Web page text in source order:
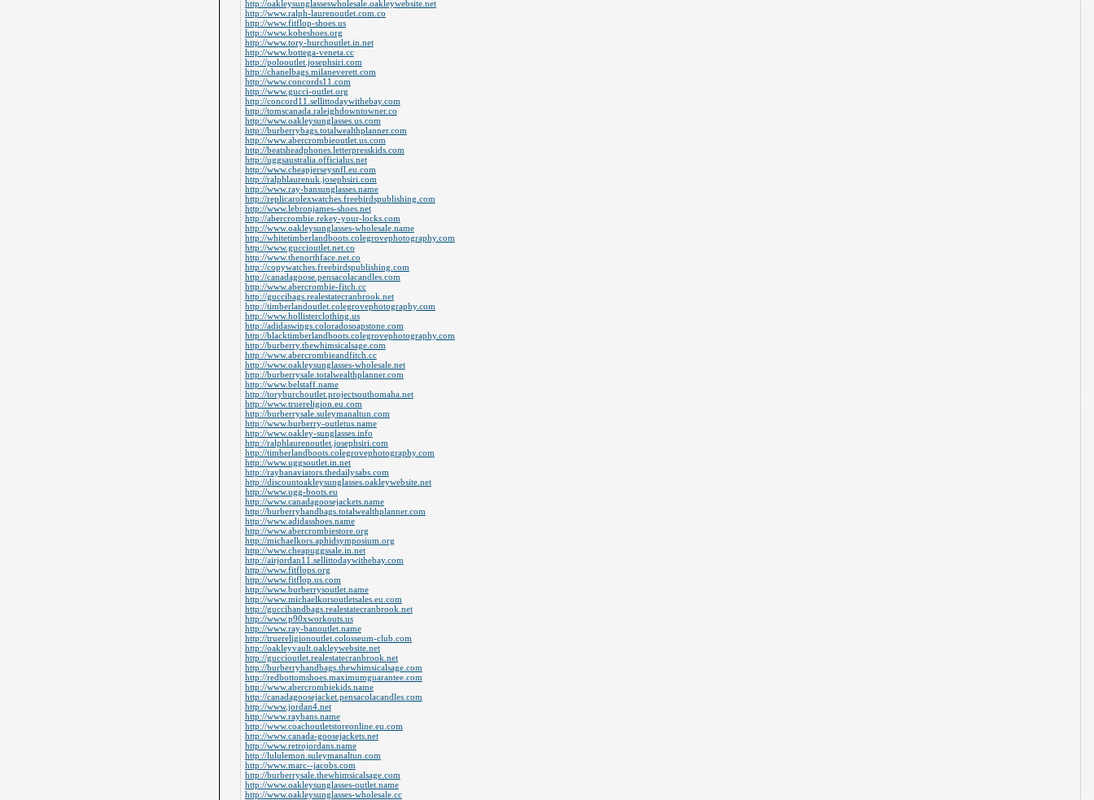
http://oakleysunglasseswholesale.oakleywebsite.net
http://www.ralph-laurenoutlet.com.co
http://www.fitflop-shoes.us
http://www.kobeshoes.org
http://www.tory-burchoutlet.in.net
http://www.bottega-veneta.cc
http://polooutlet.josephsiri.com
http://chanelbags.milaneverett.com
http://www.concords11.com
http://www.gucci-outlet.org
http://concord11.sellittodaywithebay.com
http://tomscanada.raleighdowntowner.co
http://www.oakleysunglasses.us.com
http://burberrybags.totalwealthplanner.com
http://www.abercrombieoutlet.us.com
http://beatsheadphones.letterpresskids.com
http://uggsaustralia.officialus.net
http://www.cheapjerseysnfl.eu.com
http://ralphlaurenuk.josephsiri.com
http://www.ray-bansunglasses.name
http://replicarolexwatches.freebirdspublishing.com
http://www.lebronjames-shoes.net
http://abercrombie.rekey-your-locks.com
http://www.oakleysunglasses-wholesale.name
http://whitetimberlandboots.colegrovephotography.com
http://www.guccioutlet.net.co
http://www.thenorthface.net.co
http://copywatches.freebirdspublishing.com
http://canadagoose.pensacolacandles.com
http://www.abercrombie-fitch.cc
http://guccibags.realestatecranbrook.net
http://timberlandoutlet.colegrovephotography.com
http://www.hollisterclothing.us
http://adidaswings.coloradosoapstone.com
http://blacktimberlandboots.colegrovephotography.com
http://burberry.thewhimsicalsage.com
http://www.abercrombieandfitch.cc
http://www.oakleysunglasses-wholesale.net
http://burberrysale.totalwealthplanner.com
http://www.belstaff.name
http://toryburchoutlet.projectsouthomaha.net
http://www.truereligion.eu.com
http://burberrysale.suleymanaltun.com
http://www.burberry-outletus.name
http://www.oakley-sunglasses.info
http://ralphlaurenoutlet.josephsiri.com
http://timberlandboots.colegrovephotography.com
http://www.uggsoutlet.in.net
http://raybanaviators.thedailysabs.com
http://discountoakleysunglasses.oakleywebsite.net
http://www.ugg-boots.eu
http://www.canadagoosejackets.name
http://burberryhandbags.totalwealthplanner.com
http://www.adidasshoes.name
http://www.abercrombiestore.org
http://michaelkors.aphidsymposium.org
http://www.cheapuggssale.in.net
http://airjordan11.sellittodaywithebay.com
http://www.fitflops.org
http://www.fitflop.us.com
http://www.burberrysoutlet.name
http://www.michaelkorsoutletsales.eu.com
http://guccihandbags.realestatecranbrook.net
http://www.p90xworkouts.us
http://www.ray-banoutlet.name
http://truereligionoutlet.colosseum-club.com
http://oakleyvault.oakleywebsite.net
http://guccioutlet.realestatecranbrook.net
http://burberryhandbags.thewhimsicalsage.com
http://redbottomshoes.maximumguarantee.com
http://www.abercrombiekids.name
http://canadagoosejacket.pensacolacandles.com
http://www.jordan4.net
http://www.raybans.name
http://www.coachoutletstoreonline.eu.com
http://www.canada-goosejackets.net
http://www.retrojordans.name
http://lululemon.suleymanaltun.com
http://www.marc--jacobs.com
http://burberrysale.thewhimsicalsage.com
http://www.oakleysunglasses-outlet.name
http://www.oakleysunglasses-wholesale.cc